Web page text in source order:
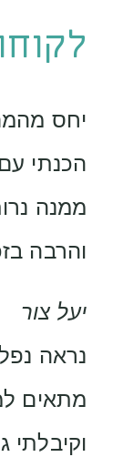
יחס
הכנתי
ממנה
והרבה
יעל צור
נראה
מתאים